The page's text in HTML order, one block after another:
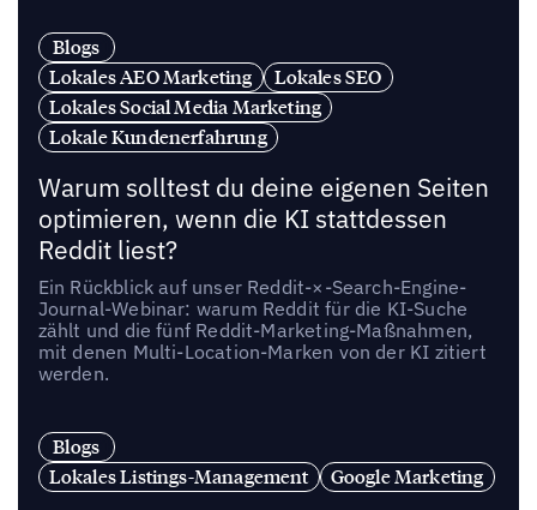
Blogs
Lokales AEO Marketing
Lokales SEO
Lokales Social Media Marketing
Lokale Kundenerfahrung
Warum solltest du deine eigenen Seiten
optimieren, wenn die KI stattdessen
Reddit liest?
Ein Rückblick auf unser Reddit-×-Search-Engine-
Journal-Webinar: warum Reddit für die KI-Suche
zählt und die fünf Reddit-Marketing-Maßnahmen,
mit denen Multi-Location-Marken von der KI zitiert
werden.
Blogs
Lokales Listings-Management
Google Marketing